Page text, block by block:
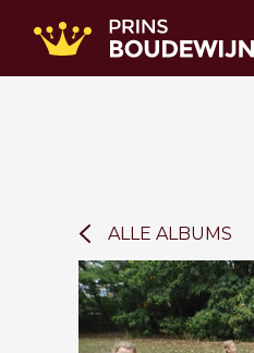
ALLE ALBUMS